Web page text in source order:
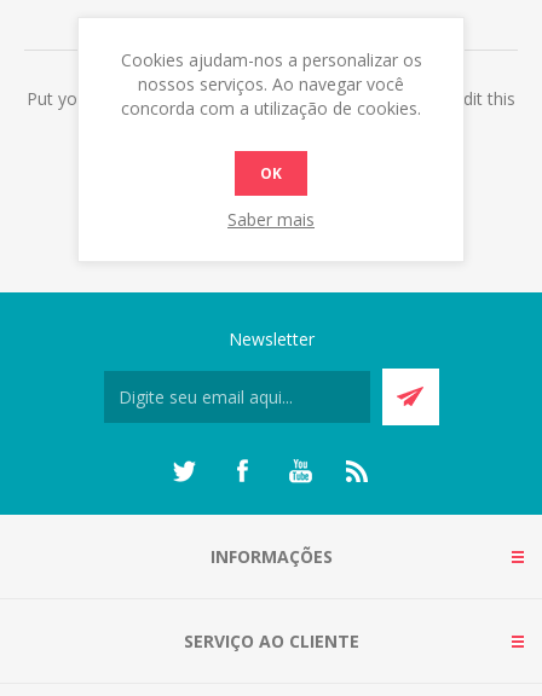
Put your login / registration information here. You can edit this
Newsletter
INFORMAÇÕES
SERVIÇO AO CLIENTE
Cookies ajudam-nos a personalizar os
nossos serviços. Ao navegar você
concorda com a utilização de cookies.
OK
Saber mais